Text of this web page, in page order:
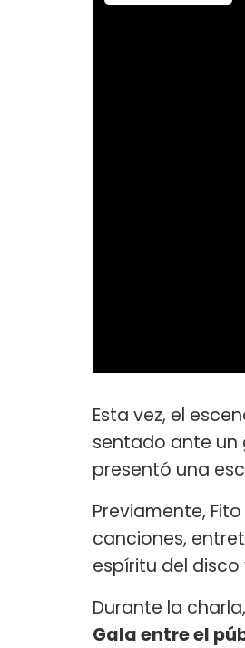
Esta vez, el
sentado ante un
presentó una
Previamente,
canciones,
espíritu del
Durante la
Gala entre el